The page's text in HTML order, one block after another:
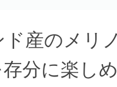
産のメリ
分に楽し